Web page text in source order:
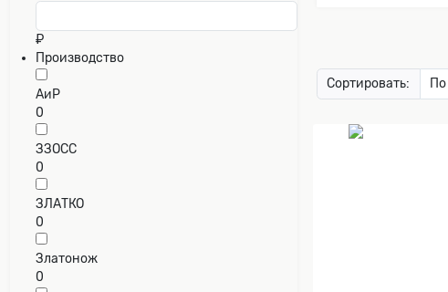
₽
Производство
АиР
0
ЗЗОСС
0
ЗЛАТКО
0
Златонож
0
Сортировать: